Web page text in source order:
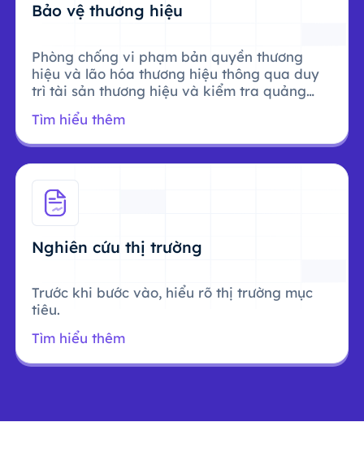
Bảo vệ thương hiệu
Phòng chống vi phạm bản quyền thương
hiệu và lão hóa thương hiệu thông qua duy
trì tài sản thương hiệu và kiểm tra quảng
Tìm hiểu thêm
Nghiên cứu thị trường
Trước khi bước vào, hiểu rõ thị trường mục
tiêu.
Tìm hiểu thêm